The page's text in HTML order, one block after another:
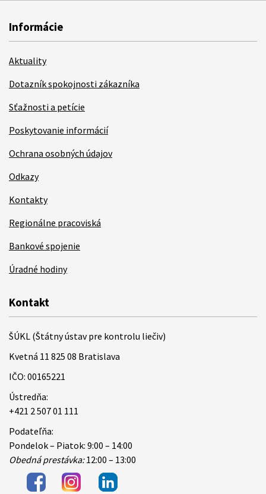
Informácie
Aktuality
Dotazník spokojnosti zákazníka
Sťažnosti a petície
Poskytovanie informácií
Ochrana osobných údajov
Odkazy
Kontakty
Regionálne pracoviská
Bankové spojenie
Úradné hodiny
Kontakt
ŠÚKL (Štátny ústav pre kontrolu liečiv)
Kvetná 11 825 08 Bratislava
IČO: 00165221
Ústredňa:
+421 2 507 01 111
Podateľňa:
Pondelok – Piatok: 9:00 – 14:00
Obedná prestávka:12:00 – 13:00